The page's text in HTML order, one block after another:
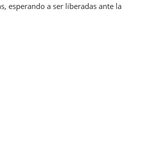
esperando a ser liberadas ante la